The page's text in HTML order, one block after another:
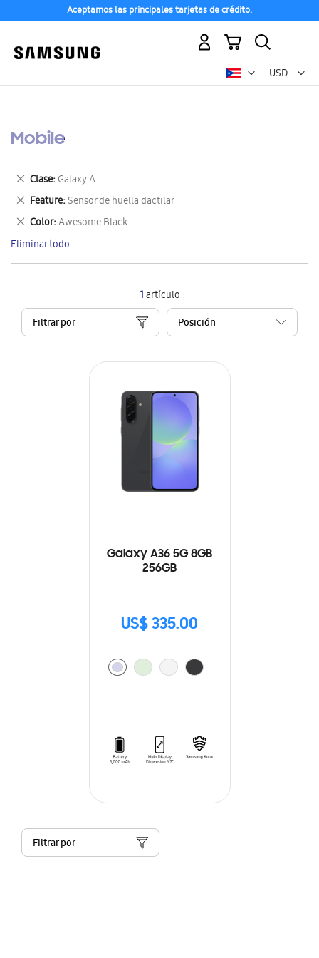
Aceptamos las principales tarjetas de crédito.
USD -
dólar
Mi carrito
Mobile
1artículo
Filtrar por
Galaxy A36 5G 8GB
256GB
US$ 335.00
Filtrar por
Clase Galaxy A
Eliminar
este
artículo
Feature Sensor de huella dactilar
Eliminar
este
artículo
Color Awesome Black
Eliminar
este
artículo
Eliminar todo